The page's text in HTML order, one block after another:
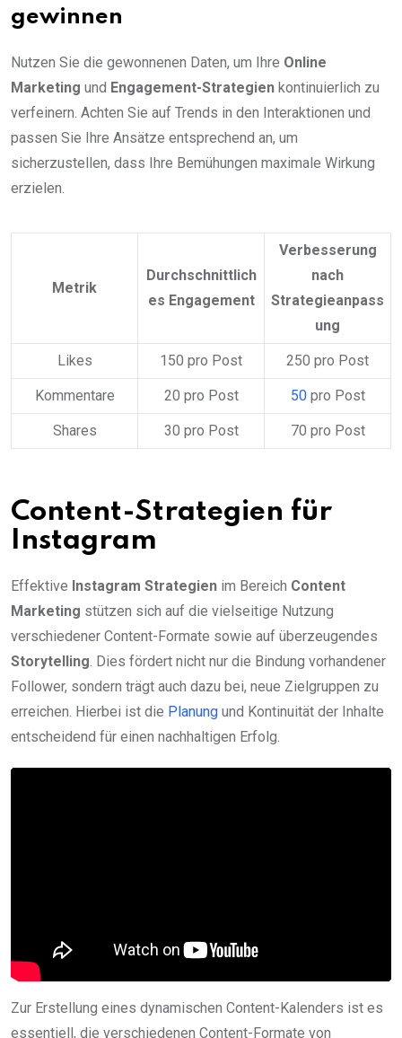
gewinnen
Nutzen Sie die gewonnenen Daten, um Ihre Online
Marketing und Engagement-Strategien kontinuierlich zu
verfeinern. Achten Sie auf Trends in den Interaktionen und
passen Sie Ihre Ansätze entsprechend an, um
sicherzustellen, dass Ihre Bemühungen maximale Wirkung
erzielen.
Metrik
Durchschnittlich
es Engagement
Verbesserung
nach
Strategieanpass
ung
Likes 150 pro Post 250 pro Post
Kommentare 20 pro Post 50pro Post
Shares 30 pro Post 70 pro Post
Content-Strategien für
Instagram
Effektive Instagram Strategien im Bereich Content
Marketing stützen sich auf die vielseitige Nutzung
verschiedener Content-Formate sowie auf überzeugendes
Storytelling . Dies fördert nicht nur die Bindung vorhandener
Follower, sondern trägt auch dazu bei, neue Zielgruppen zu
erreichen. Hierbei ist die Planung und Kontinuität der Inhalte
entscheidend für einen nachhaltigen Erfolg.
Zur Erstellung eines dynamischen Content-Kalenders ist es
essentiell, die verschiedenen Content-Formate von